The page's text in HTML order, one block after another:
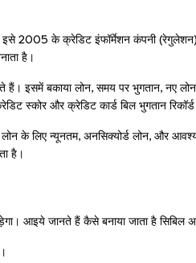
2005 के क्रेडिट इंफॉर्मेशन कंपनी (रेगुलेशन)
है।
इसमें बकाया लोन, समय पर भुगतान, नए
स्कोर और क्रेडिट कार्ड बिल भुगतान रिकॉर्ड
के लिए न्यूनतम, अनसिक्योर्ड लोन, और
है।
आइये जानते हैं कैसे बनाया जाता है सिबिल